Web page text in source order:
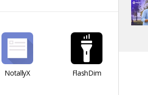
NotallyX FlashDim